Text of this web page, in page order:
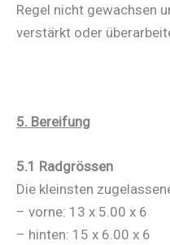
Regel nicht gewachsen
verstärkt oder
5. Bereifung
5.1 Radgrössen
Die kleinsten
– vorne: 13 x 5.00 x 6
– hinten: 15 x 6.00 x 6